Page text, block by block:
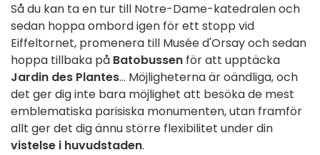
Så du kan ta en tur till Notre-Dame-katedralen och
sedan hoppa ombord igen för ett stopp vid
Eiffeltornet, promenera till Musée d'Orsay och sedan
hoppa tillbaka på Batobussen för att upptäcka
Jardin des Plantes... Möjligheterna är oändliga, och
det ger dig inte bara möjlighet att besöka de mest
emblematiska parisiska monumenten, utan framför
allt ger det dig ännu större flexibilitet under din
vistelse i huvudstaden.